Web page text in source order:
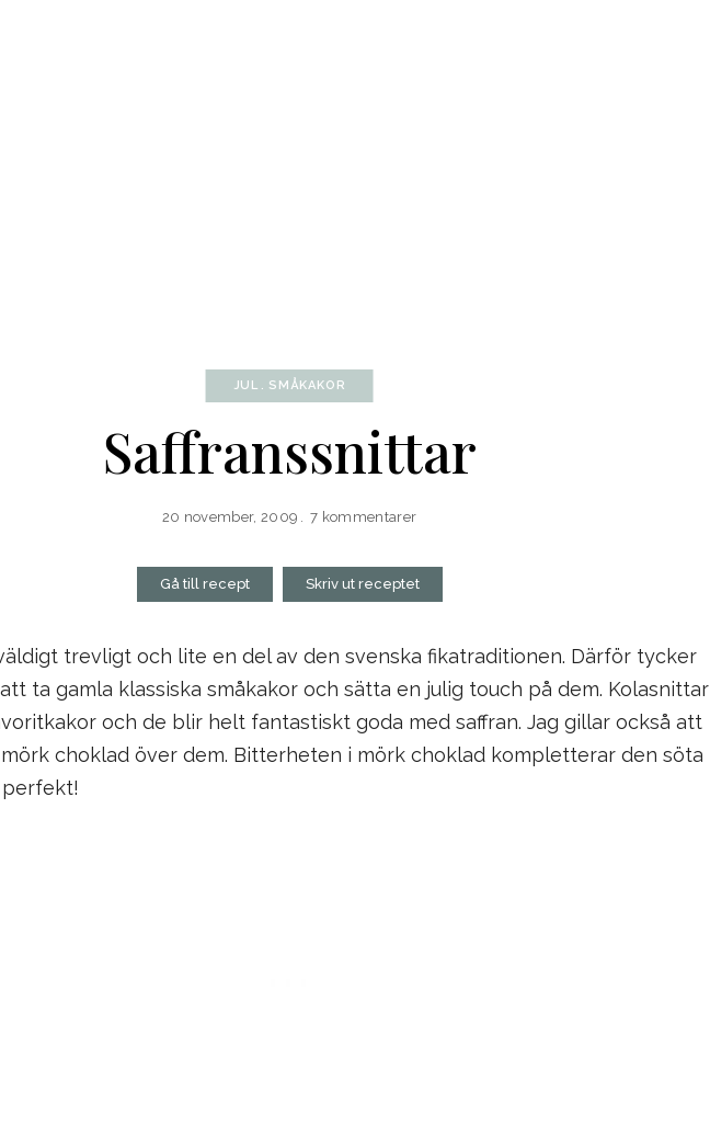
JUL SMÅKAKOR
Saffranssnittar
20 november, 2009 7 kommentarer
Gå till recept Skriv ut receptet
trevligt och lite en del av den svenska fikatraditionen. Därför tycker
ta gamla klassiska småkakor och sätta en julig touch på dem. Kolasnittar
och de blir helt fantastiskt goda med saffran. Jag gillar också att
choklad över dem. Bitterheten i mörk choklad kompletterar den söta
perfekt!